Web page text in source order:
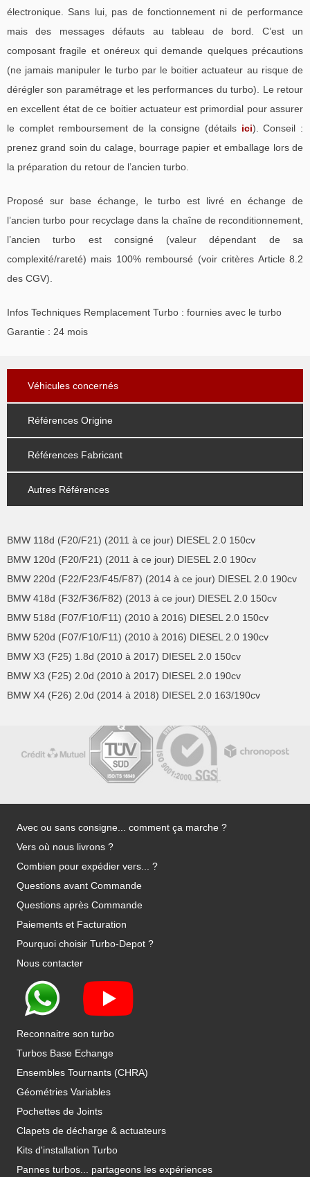
électronique. Sans lui, pas de fonctionnement ni de performance
mais des messages défauts au tableau de bord. C’est un
composant fragile et onéreux qui demande quelques précautions
(ne jamais manipuler le turbo par le boitier actuateur au risque de
dérégler son paramétrage et les performances du turbo). Le retour
en excellent état de ce boitier actuateur est primordial pour assurer
le complet remboursement de la consigne (détails ici). Conseil :
prenez grand soin du calage, bourrage papier et emballage lors de
la préparation du retour de l’ancien turbo.
Proposé sur base échange, le turbo est livré en échange de
l’ancien turbo pour recyclage dans la chaîne de reconditionnement,
l’ancien turbo est consigné (valeur dépendant de sa
complexité/rareté) mais 100% remboursé (voir critères Article 8.2
des CGV).
Infos Techniques Remplacement Turbo : fournies avec le turbo
Garantie : 24 mois
Véhicules concernés
Références Origine
Références Fabricant
Autres Références
BMW 118d (F20/F21) (2011 à ce jour) DIESEL 2.0 150cv
BMW 120d (F20/F21) (2011 à ce jour) DIESEL 2.0 190cv
BMW 220d (F22/F23/F45/F87) (2014 à ce jour) DIESEL 2.0 190cv
BMW 418d (F32/F36/F82) (2013 à ce jour) DIESEL 2.0 150cv
BMW 518d (F07/F10/F11) (2010 à 2016) DIESEL 2.0 150cv
BMW 520d (F07/F10/F11) (2010 à 2016) DIESEL 2.0 190cv
BMW X3 (F25) 1.8d (2010 à 2017) DIESEL 2.0 150cv
BMW X3 (F25) 2.0d (2010 à 2017) DIESEL 2.0 190cv
BMW X4 (F26) 2.0d (2014 à 2018) DIESEL 2.0 163/190cv
Avec ou sans consigne... comment ça marche ?
Vers où nous livrons ?
Combien pour expédier vers... ?
Questions avant Commande
Questions après Commande
Paiements et Facturation
Pourquoi choisir Turbo-Depot ?
Nous contacter
Reconnaitre son turbo
Turbos Base Echange
Ensembles Tournants (CHRA)
Géométries Variables
Pochettes de Joints
Clapets de décharge & actuateurs
Kits d'installation Turbo
Pannes turbos... partageons les expériences